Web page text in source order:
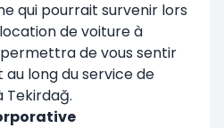
qui pourrait survenir lors
de voiture à
de vous sentir
long du service de
Tekirdağ.